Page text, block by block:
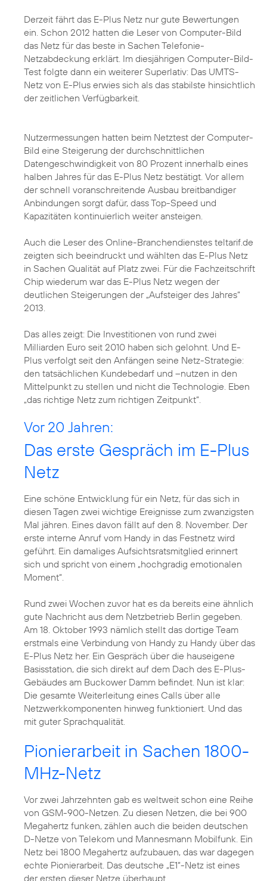
Derzeit fährt das E-Plus Netz nur gute Bewertungen
ein. Schon 2012 hatten die Leser von Computer-Bild
das Netz für das beste in Sachen Telefonie-
Netzabdeckung erklärt. Im diesjährigen Computer-Bild-
Test folgte dann ein weiterer Superlativ: Das UMTS-
Netz von E-Plus erwies sich als das stabilste hinsichtlich
der zeitlichen Verfügbarkeit.
Nutzermessungen hatten beim Netztest der Computer-
Bild eine Steigerung der durchschnittlichen
Datengeschwindigkeit von 80 Prozent innerhalb eines
halben Jahres für das E-Plus Netz bestätigt. Vor allem
der schnell voranschreitende Ausbau breitbandiger
Anbindungen sorgt dafür, dass Top-Speed und
Kapazitäten kontinuierlich weiter ansteigen.
Auch die Leser des Online-Branchendienstes teltarif.de
zeigten sich beeindruckt und wählten das E-Plus Netz
in Sachen Qualität auf Platz zwei. Für die Fachzeitschrift
Chip wiederum war das E-Plus Netz wegen der
deutlichen Steigerungen der „Aufsteiger des Jahres“
2013.
Das alles zeigt: Die Investitionen von rund zwei
Milliarden Euro seit 2010 haben sich gelohnt. Und E-
Plus verfolgt seit den Anfängen seine Netz-Strategie:
den tatsächlichen Kundebedarf und –nutzen in den
Mittelpunkt zu stellen und nicht die Technologie. Eben
„das richtige Netz zum richtigen Zeitpunkt“.
Vor 20 Jahren:
Das erste Gespräch im E-Plus
Netz
Eine schöne Entwicklung für ein Netz, für das sich in
diesen Tagen zwei wichtige Ereignisse zum zwanzigsten
Mal jähren. Eines davon fällt auf den 8. November. Der
erste interne Anruf vom Handy in das Festnetz wird
geführt. Ein damaliges Aufsichtsratsmitglied erinnert
sich und spricht von einem „hochgradig emotionalen
Moment“.
Rund zwei Wochen zuvor hat es da bereits eine ähnlich
gute Nachricht aus dem Netzbetrieb Berlin gegeben.
Am 18. Oktober 1993 nämlich stellt das dortige Team
erstmals eine Verbindung von Handy zu Handy über das
E-Plus Netz her. Ein Gespräch über die hauseigene
Basisstation, die sich direkt auf dem Dach des E-Plus-
Gebäudes am Buckower Damm befindet. Nun ist klar:
Die gesamte Weiterleitung eines Calls über alle
Netzwerkkomponenten hinweg funktioniert. Und das
mit guter Sprachqualität.
Pionierarbeit in Sachen 1800-
MHz-Netz
Vor zwei Jahrzehnten gab es weltweit schon eine Reihe
von GSM-900-Netzen. Zu diesen Netzen, die bei 900
Megahertz funken, zählen auch die beiden deutschen
D-Netze von Telekom und Mannesmann Mobilfunk. Ein
Netz bei 1800 Megahertz aufzubauen, das war dagegen
echte Pionierarbeit. Das deutsche „E1“-Netz ist eines
der ersten dieser Netze überhaupt.